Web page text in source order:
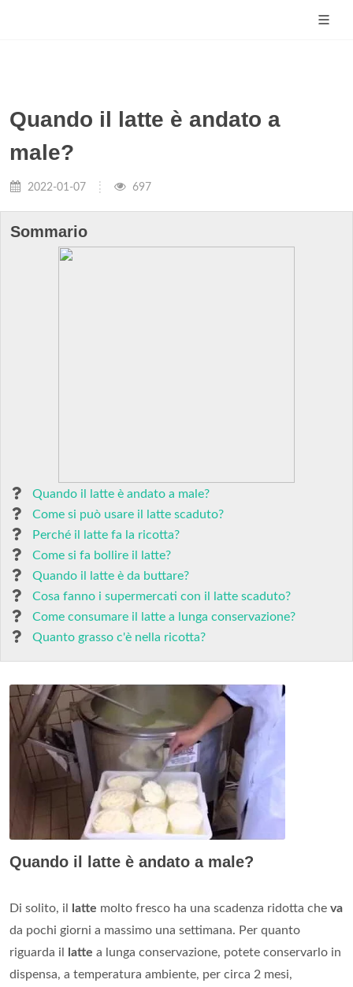
Quando il latte è andato a
male?
2022-01-07 697
Sommario
Quando il latte è andato a male?
Come si può usare il latte scaduto?
Perché il latte fa la ricotta?
Come si fa bollire il latte?
Quando il latte è da buttare?
Cosa fanno i supermercati con il latte scaduto?
Come consumare il latte a lunga conservazione?
Quanto grasso c'è nella ricotta?
Quando il latte è andato a male?
Di solito, il latte molto fresco ha una scadenza ridotta che va
da pochi giorni a massimo una settimana. Per quanto
riguarda il
latte a lunga conservazione, potete conservarlo in
dispensa, a temperatura ambiente, per circa 2 mesi,